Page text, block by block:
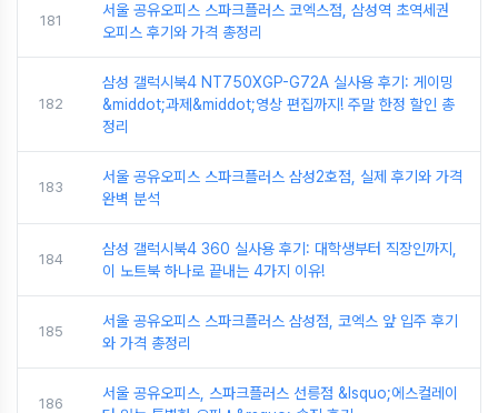
181
서울 공유오피스 스파크플러스 코엑스점, 삼성역 초역세권
오피스 후기와 가격 총정리
182
삼성 갤럭시북4 NT750XGP-G72A 실사용 후기: 게이밍
&middot;과제&middot;영상 편집까지! 주말 한정 할인 총
정리
183
서울 공유오피스 스파크플러스 삼성2호점, 실제 후기와 가격
완벽 분석
184
삼성 갤럭시북4 360 실사용 후기: 대학생부터 직장인까지,
이 노트북 하나로 끝내는 4가지 이유!
185
서울 공유오피스 스파크플러스 삼성점, 코엑스 앞 입주 후기
와 가격 총정리
186
서울 공유오피스, 스파크플러스 선릉점 &lsquo;에스컬레이